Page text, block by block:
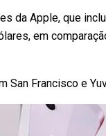
da Apple, que
em
San Francisco e